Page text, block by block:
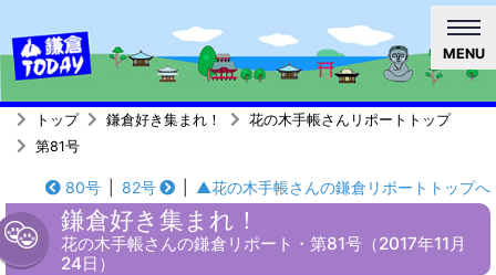
MENU
トップ 鎌倉好き集まれ！
花の木手帳さんリポートトップ
第81号
80号 82号 ▲花の木手帳さんの鎌倉リポートトップへ
鎌倉好き集まれ！
花の木手帳さんの鎌倉リポート・第81号（2017年11月
24日）